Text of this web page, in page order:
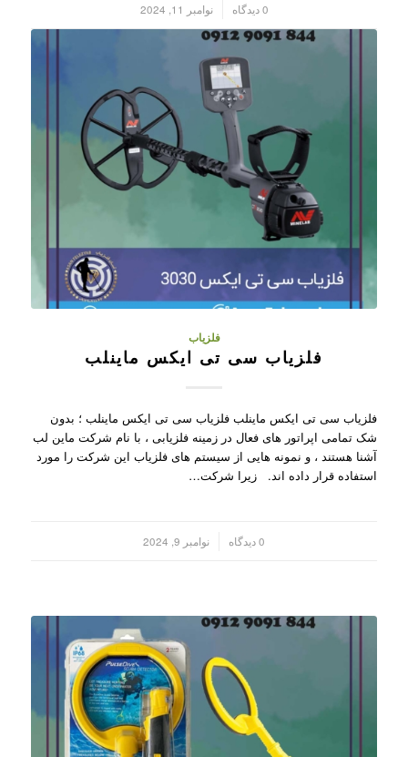
0 دیدگاه نوامبر 11, 2024
فلزیاب
فلزیاب سی تی ایکس ماینلب
فلزیاب سی تی ایکس ماینلب فلزیاب سی تی ایکس ماینلب ؛ بدون
شک تمامی اپراتور های فعال در زمینه فلزیابی ، با نام شرکت ماین لب
آشنا هستند ، و نمونه هایی از سیستم های فلزیاب این شرکت را مورد
استفاده قرار داده اند. زیرا شرکت…
0 دیدگاه نوامبر 9, 2024